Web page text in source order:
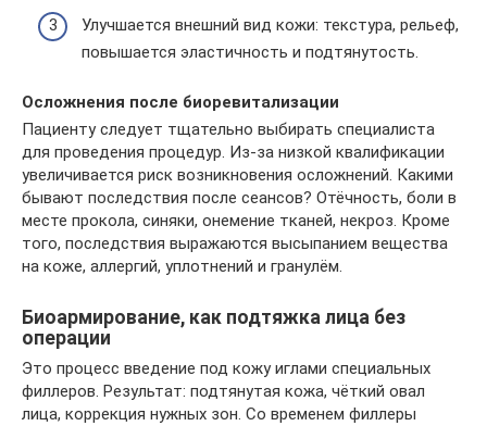
Улучшается внешний вид кожи: текстура, рельеф,
повышается эластичность и подтянутость.
Осложнения после биоревитализации
Пациенту следует тщательно выбирать специалиста
для проведения процедур. Из-за низкой квалификации
увеличивается риск возникновения осложнений. Какими
бывают последствия после сеансов? Отёчность, боли в
месте прокола, синяки, онемение тканей, некроз. Кроме
того, последствия выражаются высыпанием вещества
на коже, аллергий, уплотнений и гранулём.
Биоармирование, как подтяжка лица без
операции
Это процесс введение под кожу иглами специальных
филлеров. Результат: подтянутая кожа, чёткий овал
лица, коррекция нужных зон. Со временем филлеры